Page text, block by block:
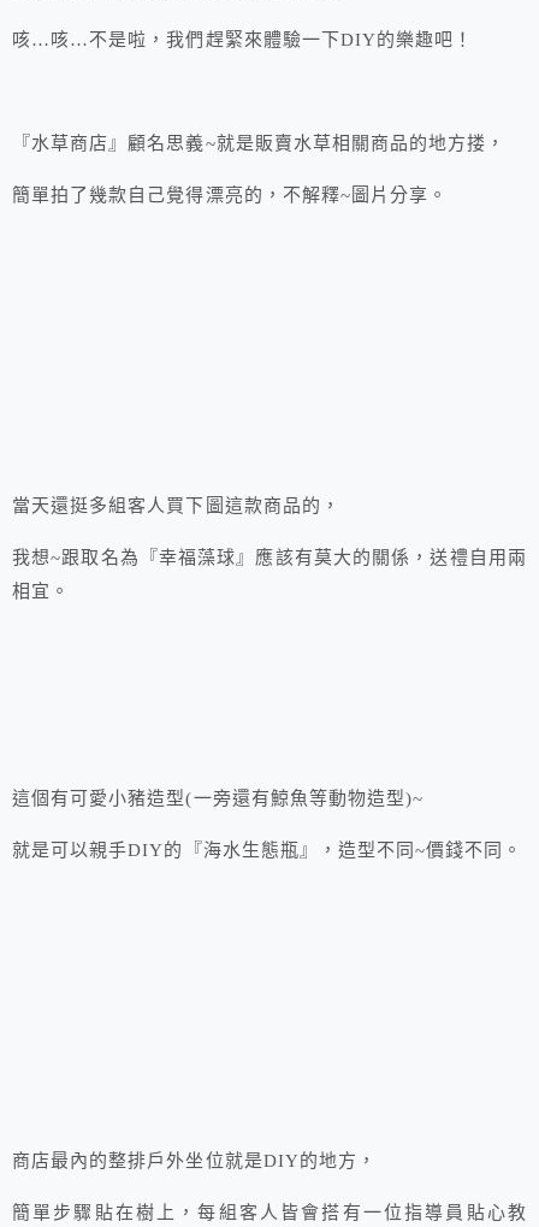
咳…咳…不是啦，我們趕緊來體驗一下DIY的樂趣吧！
『水草商店』顧名思義~就是販賣水草相關商品的地方搂，
簡單拍了幾款自己覺得漂亮的，不解釋~圖片分享。
當天還挺多組客人買下圖這款商品的，
我想~跟取名為『幸福藻球』應該有莫大的關係，送禮自用兩
相宜。
這個有可愛小豬造型(一旁還有鯨魚等動物造型)~
就是可以親手DIY的『海水生態瓶』，造型不同~價錢不同。
商店最內的整排戶外坐位就是DIY的地方，
簡單步驟貼在樹上，每組客人皆會搭有一位指導員貼心教